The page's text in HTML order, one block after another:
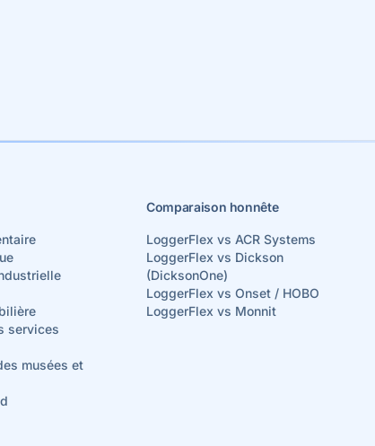
services
musées et
Comparaison honnête
LoggerFlex vs ACR Systems
LoggerFlex vs Dickson
(DicksonOne)
LoggerFlex vs Onset / HOBO
LoggerFlex vs Monnit